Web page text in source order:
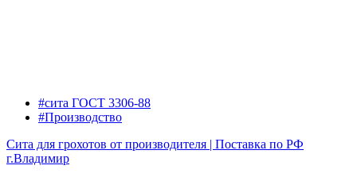
#сита ГОСТ 3306-88
#Производство
Сита для грохотов от производителя | Поставка по РФ
г.Владимир